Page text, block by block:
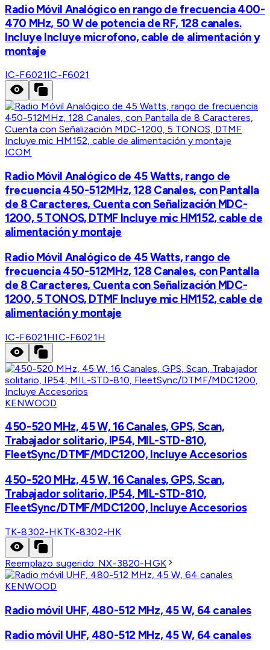
Radio Móvil Analógico en rango de frecuencia 400-
470 MHz, 50 W de potencia de RF, 128 canales.
Incluye Incluye microfono, cable de alimentación y
montaje
IC-F6021IC-F6021
ICOM
Radio Móvil Analógico de 45 Watts, rango de
frecuencia 450-512MHz, 128 Canales, con Pantalla
de 8 Caracteres, Cuenta con Señalización MDC-
1200, 5 TONOS, DTMF Incluye mic HM152, cable de
alimentación y montaje
Radio Móvil Analógico de 45 Watts, rango de
frecuencia 450-512MHz, 128 Canales, con Pantalla
de 8 Caracteres, Cuenta con Señalización MDC-
1200, 5 TONOS, DTMF Incluye mic HM152, cable de
alimentación y montaje
IC-F6021HIC-F6021H
KENWOOD
450-520 MHz, 45 W, 16 Canales, GPS, Scan,
Trabajador solitario, IP54, MIL-STD-810,
FleetSync/DTMF/MDC1200, Incluye Accesorios
450-520 MHz, 45 W, 16 Canales, GPS, Scan,
Trabajador solitario, IP54, MIL-STD-810,
FleetSync/DTMF/MDC1200, Incluye Accesorios
TK-8302-HKTK-8302-HK
Reemplazo sugerido: NX-3820-HGK
KENWOOD
Radio móvil UHF, 480-512 MHz, 45 W, 64 canales
Radio móvil UHF, 480-512 MHz, 45 W, 64 canales